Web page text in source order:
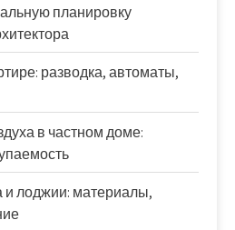
планировку
разводка, автоматы,
в частном доме:
и лоджии: материалы,